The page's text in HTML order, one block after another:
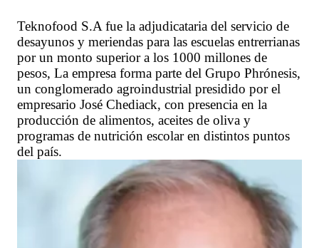
Teknofood S.A fue la adjudicataria del servicio de
desayunos y meriendas para las escuelas entrerrianas
por un monto superior a los 1000 millones de
pesos, La empresa forma parte del Grupo Phrónesis,
un conglomerado agroindustrial presidido por el
empresario José Chediack, con presencia en la
producción de alimentos, aceites de oliva y
programas de nutrición escolar en distintos puntos
del país.